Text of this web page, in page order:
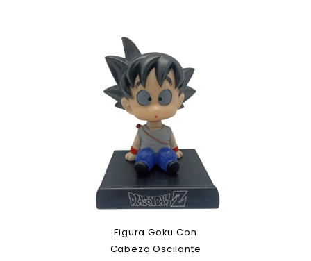
Figura Goku Con
Cabeza Oscilante